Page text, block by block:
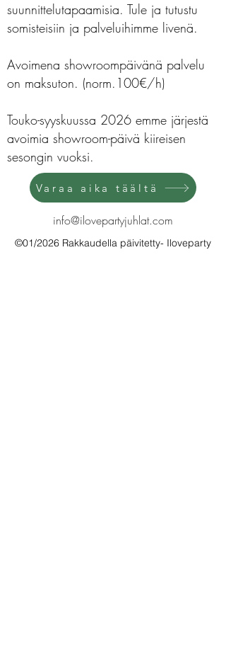
suunnittelutapaamisia. Tule ja tutustu
somisteisiin ja palveluihimme livenä.
Avoimena showroompäivänä palvelu
on maksuton. (norm.100€/h)
Touko-syyskuussa 2026 emme järjestä
avoimia showroom-päivä kiireisen
sesongin vuoksi.
Varaa aika täältä
info@ilovepartyjuhlat.com
©01/2026 Rakkaudella päivitetty- Iloveparty